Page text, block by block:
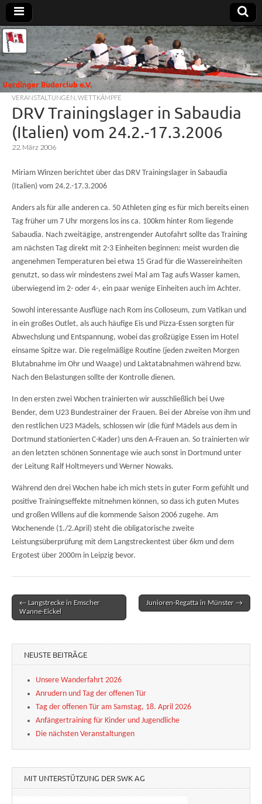
Uerdinger
Ruderclub
e.V.
Rudern in
Krefeld-
Uerdingen
VERANSTALTUNGEN WETTKÄMPFE
DRV Trainingslager in Sabaudia
(Italien) vom 24.2.-17.3.2006
22. März 2006
Miriam Winzen berichtet über das DRV Trainingslager in Sabaudia
(Italien) vom 24.2.-17.3.2006
Anders als für alle anderen ca. 50 Athleten ging es für mich bereits einen
Tag früher um 7 Uhr morgens los ins ca. 100km hinter Rom liegende
Sabaudia. Nach zweitägige, anstrengender Autofahrt sollte das Training
am nächsten Tag direkt mit 2-3 Einheiten beginnen: meist wurden die
angenehmen Temperaturen bei etwa 15 Grad für die Wassereinheiten
genutzt, so dass wir mindestens zwei Mal am Tag aufs Wasser kamen,
überwiegend im 2- oder 4-, ein paar wenige Einheiten auch im Achter.
Sowohl interessante Ausflüge nach Rom ins Colloseum, zum Vatikan und
in ein großes Outlet, als auch häufige Eis und Pizza-Essen sorgten für
Abwechslung und Entspannung, wobei das großzügige Essen im Hotel
einsame Spitze war. Die regelmäßige Routine (jeden zweiten Morgen
Blutabnahme im Ohr und Waage) und Laktatabnahmen während bzw.
Nach den Belastungen sollte der Kontrolle dienen.
In den ersten zwei Wochen trainierten wir ausschließlich bei Uwe
Bender, dem U23 Bundestrainer der Frauen. Bei der Abreise von ihm und
den restlichen U23 Mädels, schlossen wir (die fünf Mädels aus dem in
Dortmund stationierten C-Kader) uns den A-Frauen an. So trainierten wir
an den letzten schönen Sonnentage wie auch sonst in Dortmund unter
der Leitung Ralf Holtmeyers und Werner Nowaks.
Während den drei Wochen habe ich mich stets in guter Form gefühlt und
positive Trainingseffekte mitnehmen können, so dass ich guten Mutes
und großen Willens auf die kommende Saison 2006 zugehe. Am
Wochenende (1./2.April) steht die obligatorische zweite
Leistungsüberprüfung mit dem Langstreckentest über 6km und dem
Ergotest über 2000m in Leipzig bevor.
Post navigation
← Langstrecke in Emscher
Wanne-Eickel
Junioren-Regatta in Münster →
NEUSTE BEITRÄGE
Unsere Wanderfahrt 2026
Anrudern und Tag der offenen Tür
Tag der offenen Tür am Samstag, 18. April 2026
Anfängertraining für Kinder und Jugendliche
Die nächsten Veranstaltungen
MIT UNTERSTÜTZUNG DER SWK AG